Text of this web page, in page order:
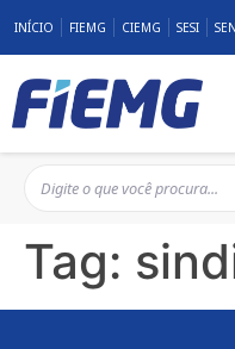
INÍCIO FIEMG CIEMG SESI
Tag: